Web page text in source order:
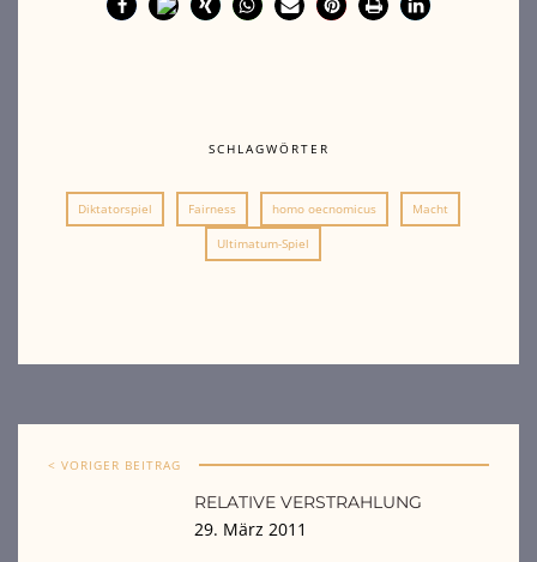
SCHLAGWÖRTER
Diktatorspiel Fairness homo oecnomicus Macht
Ultimatum-Spiel
< VORIGER BEITRAG
RELATIVE VERSTRAHLUNG
29. März 2011